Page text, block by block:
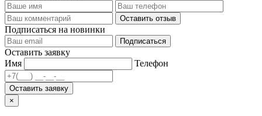
Оставить отзыв
Подписаться на новинки
Подписаться
Оставить заявку
Имя
Телефон
Оставить заявку
×